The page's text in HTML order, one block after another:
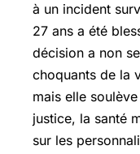
à un incident
27 ans a été
décision a non
choquants de la
mais elle
justice, la santé
sur les